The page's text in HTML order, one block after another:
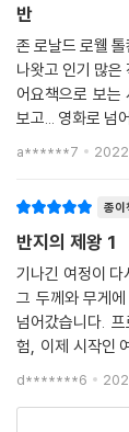
다. 영화, 드라마,
록 정교하고 거대
큼 탁월한 방법은
톨킨의 번역지침
2021년 2월, 독자
톨킨의 많은 작품
에세이를 제외하
세월 동안 각고
적인 지식과 완벽
려운 일이었기 때
한국어로 번역
점은 오랫동안
반
존 로날드 로웰
나왓고 인기 많
어요책으로 보는
보고... 영화로 넘
더 엄청 많이봣
a******7
종이
반지의 제왕 1
기나긴 여정이 다시 시작되었다. 반지
그 두께와 무게
넘어갔습니다. 프로도와 그 위대한 여정에 함께 떠나는 흥미진진한 모
험, 이제 시작인 여행 이미 전편을 영화로 봤던지라 재미없다
d*******6